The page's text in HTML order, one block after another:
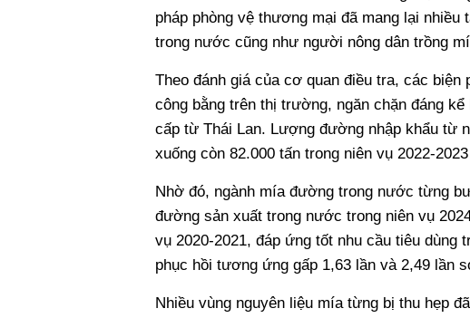
pháp phòng vệ thương mại đã mang lại
trong nước cũng như người nông dân trồng
Theo đánh giá của cơ quan điều tra, các
công bằng trên thị trường, ngăn chặn đáng
cấp từ Thái Lan. Lượng đường nhập khẩu từ
xuống còn 82.000 tấn trong niên vụ 2022-
Nhờ đó, ngành mía đường trong nước từng
đường sản xuất trong nước trong niên vụ
vụ 2020-2021, đáp ứng tốt nhu cầu tiêu dùng
phục hồi tương ứng gấp 1,63 lần và 2,49 lần
Nhiều vùng nguyên liệu mía từng bị thu hẹp